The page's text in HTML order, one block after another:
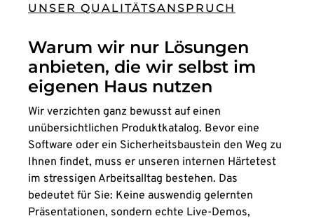
UNSER QUALITÄTSANSPRUCH
Warum wir nur Lösungen
anbieten, die wir selbst im
eigenen Haus nutzen
Wir verzichten ganz bewusst auf einen
unübersichtlichen Produktkatalog. Bevor eine
Software oder ein Sicherheitsbaustein den Weg zu
Ihnen findet, muss er unseren internen Härtetest
im stressigen Arbeitsalltag bestehen. Das
bedeutet für Sie: Keine auswendig gelernten
Präsentationen, sondern echte Live-Demos,